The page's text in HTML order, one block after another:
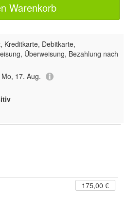
Warenkorb
Kreditkarte, Debitkarte,
Überweisung, Bezahlung nach
17. Aug.
175,00 €